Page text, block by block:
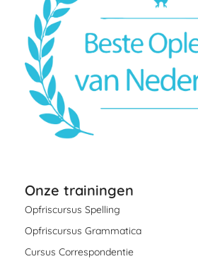
Onze trainingen
Opfriscursus Spelling
Opfriscursus Grammatica
Cursus Correspondentie